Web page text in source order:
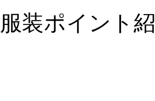
装ポイント紹